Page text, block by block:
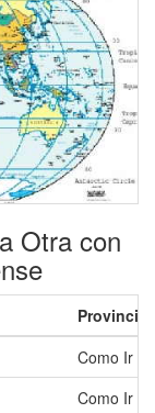
Otra con
Provincia
Como Ir a
Como Ir a